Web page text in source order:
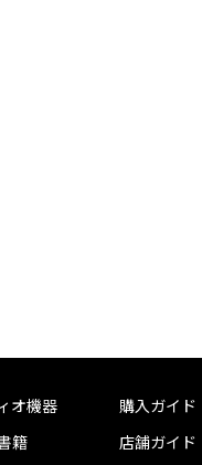
オ機器
籍
購入ガイド
店舗ガイド